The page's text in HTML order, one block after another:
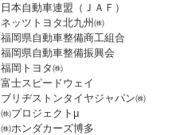
日本自動車連盟（ＪＡＦ）
ネッツトヨタ北九州㈱
福岡県自動車整備商工組合
福岡県自動車整備振興会
福岡トヨタ㈱
富士スピードウェイ
ブリヂストンタイヤジャパン㈱
㈱プロジェクトμ
㈱ホンダカーズ博多